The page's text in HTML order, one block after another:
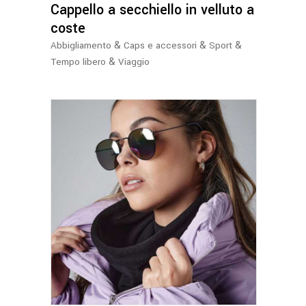
possono
scelte
prodotto
Cappello a secchiello in velluto a
coste
Abbigliamento & Caps e accessori & Sport &
Tempo libero & Viaggio
Questo
prodotto
ha
più
varianti.
Le